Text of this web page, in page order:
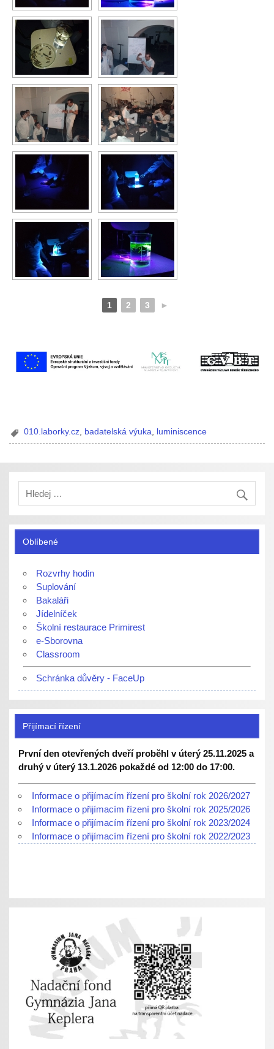
1 2 3 ►
010.laborky.cz, badatelská výuka, luminiscence
Oblíbené
Rozvrhy hodin
Suplování
Bakaláři
Jídelníček
Školní restaurace Primirest
e-Sborovna
Classroom
Schránka důvěry - FaceUp
Přijímací řízení
První den otevřených dveří proběhl v úterý 25.11.2025 a
druhý v úterý 13.1.2026 pokaždé od 12:00 do 17:00.
Informace o přijímacím řízení pro školní rok 2026/2027
Informace o přijímacím řízení pro školní rok 2025/2026
Informace o přijímacím řízení pro školní rok 2023/2024
Informace o přijímacím řízení pro školní rok 2022/2023